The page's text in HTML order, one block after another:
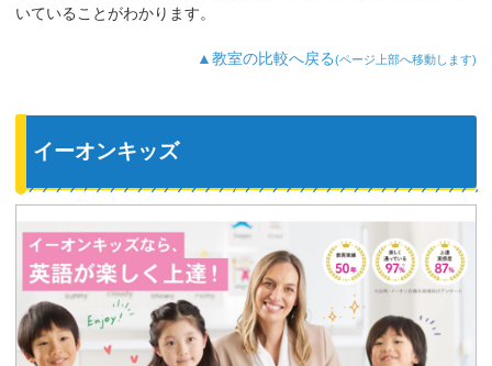
いていることがわかります。
▲教室の比較へ戻る(ページ上部へ移動します)
イーオンキッズ